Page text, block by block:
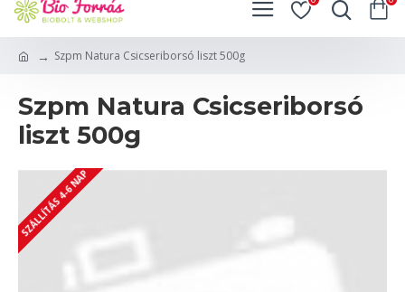
Szpm Natura Csicseriborsó liszt 500g
Szpm Natura Csicseriborsó
liszt 500g
SZÁLLÍTÁS 4-6 NAP